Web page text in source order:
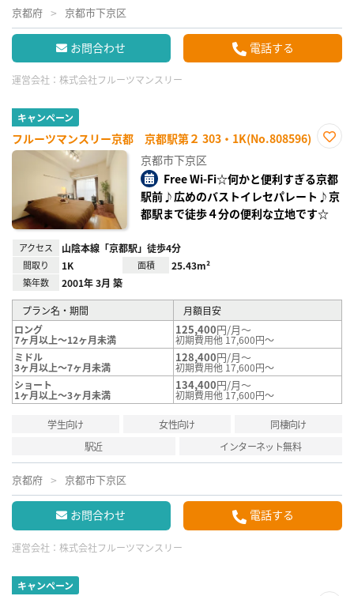
京都府 京都市下京区
お問合わせ 電話する
運営会社： 株式会社フルーツマンスリー
キャンペーン
フルーツマンスリー京都 京都駅第２ 303・1K(No.808596)
り登
録
京都市下京区
Free Wi-Fi☆何かと便利すぎる京都
駅前♪広めのバストイレセパレート♪京
都駅まで徒歩４分の便利な立地です☆
アクセス 山陰本線「京都駅」徒歩4分
間取り 1K 面積 25.43m²
築年数 2001年 3月 築
プラン名・期間
月額目安
ロング
7ヶ月以上～12ヶ月未満
125,400円/月～
初期費用他 17,600円～
ミドル
3ヶ月以上～7ヶ月未満
128,400円/月～
初期費用他 17,600円～
ショート
1ヶ月以上～3ヶ月未満
134,400円/月～
初期費用他 17,600円～
学生向け 女性向け
同棲向け
駅近
インターネット無料
京都府 京都市下京区
お問合わせ 電話する
運営会社： 株式会社フルーツマンスリー
キャンペーン